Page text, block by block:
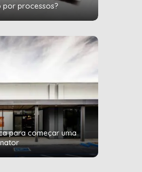
por processos?
para começar uma